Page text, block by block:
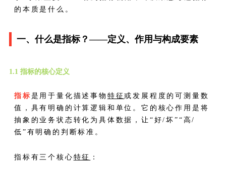
的本质是什么。
一、什么是指标？——定义、作用与构成要素
1.1 指标的核心定义
指标 是用于量化描述事物 特征或发展程度的可测量数
值，具有明确的计算逻辑和单位。它的核心作用是将
抽象的业务状态转化为具体数据，让“好/坏”“高/
低”有明确的判断标准。
指标有三个核心 特征 ：